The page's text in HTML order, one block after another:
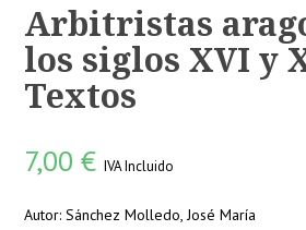
Arbitristas
los siglos XVI y
Textos
7,00€ IVA Incluido
Autor: Sánchez Molledo, José María